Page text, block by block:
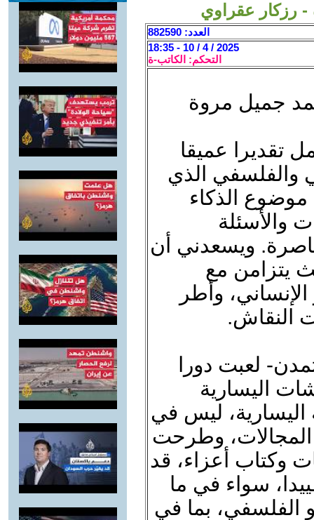
رزكار عقراوي
العدد: 882590
2025 / 4 / 10 - 18:35
التحكم: الكاتب-ة
جميل مروة
تقديرا عميقا
والفلسفي الذي
الذكاء
والأسئلة
ويسعدني أن
يتزامن مع
وأطر
النقاش.
لعبت دورا
اليسارية
اليسارية، ليس في
وطرحت
وكتاب أعزاء، قد
سواء في ما
الفلسفي، بما في